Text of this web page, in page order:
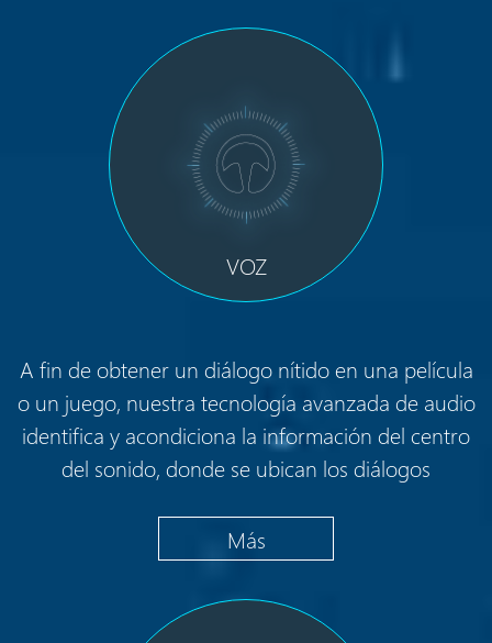
VOZ
A fin de obtener un diálogo nítido en una película
o un juego, nuestra tecnología avanzada de audio
identifica y acondiciona la información del centro
del sonido, donde se ubican los diálogos
Más